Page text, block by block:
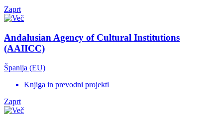
Zaprt
Andalusian Agency of Cultural Institutions
(AAIICC)
Španija (EU)
Knjiga in prevodni projekti
Zaprt